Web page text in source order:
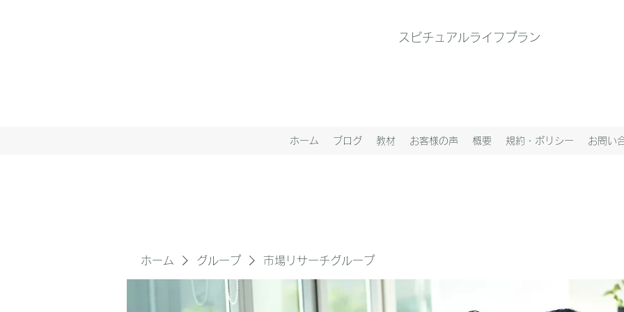
スピチュアルライフプラン
ホーム ブログ 教材 お客様の声 概要 規約・ポリシー お問い
ホーム グループ 市場リサーチグループ